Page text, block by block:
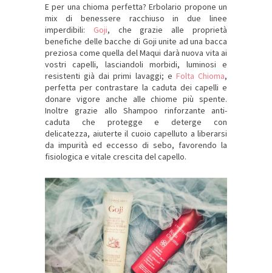
E per una chioma perfetta? Erbolario propone un
mix di benessere racchiuso in due linee
imperdibili: Goji, che grazie alle proprietà
benefiche delle bacche di Goji unite ad una bacca
preziosa come quella del Maqui darà nuova vita ai
vostri capelli, lasciandoli morbidi, luminosi e
resistenti già dai primi lavaggi; e Folta Chioma,
perfetta per contrastare la caduta dei capelli e
donare vigore anche alle chiome più spente.
Inoltre grazie allo Shampoo rinforzante anti-
caduta che protegge e deterge con
delicatezza, aiuterte il cuoio capelluto a liberarsi
da impurità ed eccesso di sebo, favorendo la
fisiologica e vitale crescita del capello.